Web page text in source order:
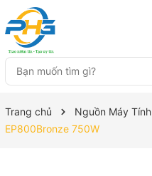
Trang chủ Nguồn Máy Tính
EP800Bronze 750W